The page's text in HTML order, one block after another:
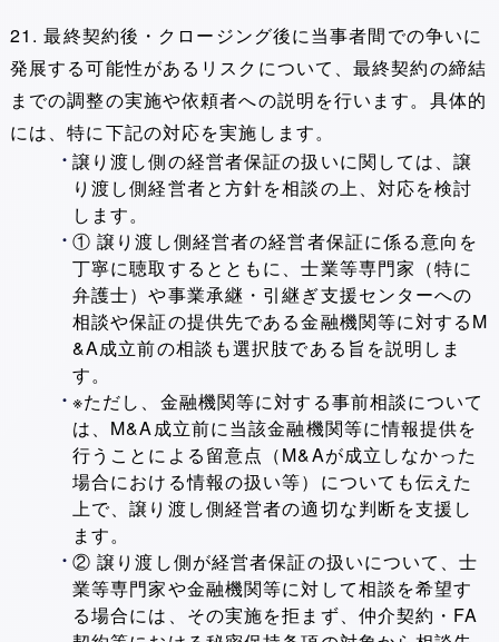
21. 最終契約後・クロージング後に当事者間での争いに
発展する可能性があるリスクについて、最終契約の締結
までの調整の実施や依頼者への説明を行います。具体的
には、特に下記の対応を実施します。
譲り渡し側の経営者保証の扱いに関しては、譲
り渡し側経営者と方針を相談の上、対応を検討
します。
① 譲り渡し側経営者の経営者保証に係る意向を
丁寧に聴取するとともに、士業等専門家（特に
弁護士）や事業承継・引継ぎ支援センターへの
相談や保証の提供先である金融機関等に対するM
&A成立前の相談も選択肢である旨を説明しま
す。
※ただし、金融機関等に対する事前相談について
は、M&A成立前に当該金融機関等に情報提供を
行うことによる留意点（M&Aが成立しなかった
場合における情報の扱い等）についても伝えた
上で、譲り渡し側経営者の適切な判断を支援し
ます。
② 譲り渡し側が経営者保証の扱いについて、士
業等専門家や金融機関等に対して相談を希望す
る場合には、その実施を拒まず、仲介契約・FA